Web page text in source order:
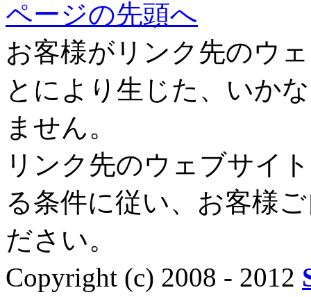
ページの先頭へ
お客様がリンク先のウ
とにより生じた、いか
ません。
リンク先のウェブサイ
る条件に従い、お客様
ださい。
Copyright (c) 2008 - 2012